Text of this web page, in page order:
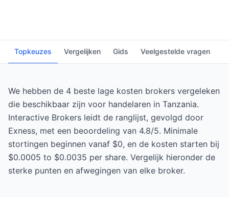
Topkeuzes Vergelijken Gids Veelgestelde vragen
We hebben de 4 beste lage kosten brokers vergeleken
die beschikbaar zijn voor handelaren in Tanzania.
Interactive Brokers leidt de ranglijst, gevolgd door
Exness, met een beoordeling van 4.8/5. Minimale
stortingen beginnen vanaf $0, en de kosten starten bij
$0.0005 to $0.0035 per share. Vergelijk hieronder de
sterke punten en afwegingen van elke broker.